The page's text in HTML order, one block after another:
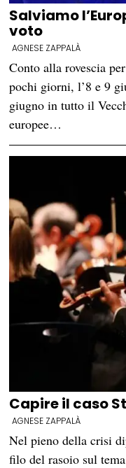
Salviamo
voto
AGNESE ZAPPALÀ
Conto alla rovescia
pochi giorni, l’8 e 9
giugno in tutto il
europee…
Capire il caso
AGNESE ZAPPALÀ
Nel pieno della crisi
filo del rasoio sul